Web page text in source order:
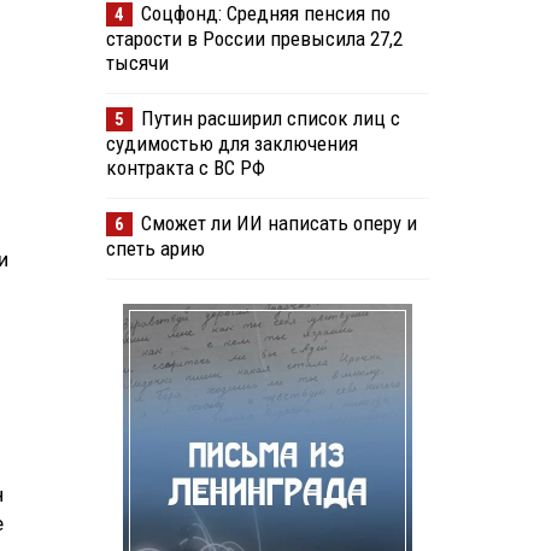
4
Соцфонд: Средняя пенсия по
старости в России превысила 27,2
тысячи
5
Путин расширил список лиц с
судимостью для заключения
контракта с ВС РФ
6
Сможет ли ИИ написать оперу и
спеть арию